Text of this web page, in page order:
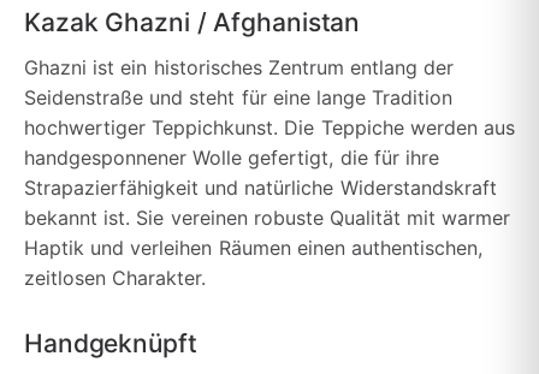
Kazak Ghazni / Afghanistan
Ghazni ist ein historisches Zentrum entlang der
Seidenstraße und steht für eine lange Tradition
hochwertiger Teppichkunst. Die Teppiche werden aus
handgesponnener Wolle gefertigt, die für ihre
Strapazierfähigkeit und natürliche Widerstandskraft
bekannt ist. Sie vereinen robuste Qualität mit warmer
Haptik und verleihen Räumen einen authentischen,
zeitlosen Charakter.
Handgeknüpft